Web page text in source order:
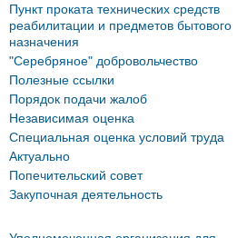
Пункт проката технических средств
реабилитации и предметов бытового
назначения
"Серебряное" добровольчество
Полезные ссылки
Порядок подачи жалоб
Независимая оценка
Специальная оценка условий труда
Актуально
Попечительский совет
Закупочная деятельность